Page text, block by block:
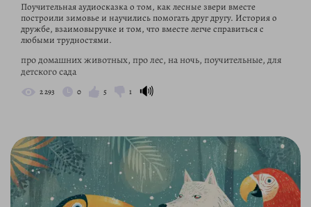
Поучительная аудиосказка о том, как лесные звери вместе
построили зимовье и научились помогать друг другу. История о
дружбе, взаимовыручке и том, что вместе легче справиться с
любыми трудностями.
про домашних животных, про лес, на ночь, поучительные, для
детского сада
2 293 0 5 1 🔊